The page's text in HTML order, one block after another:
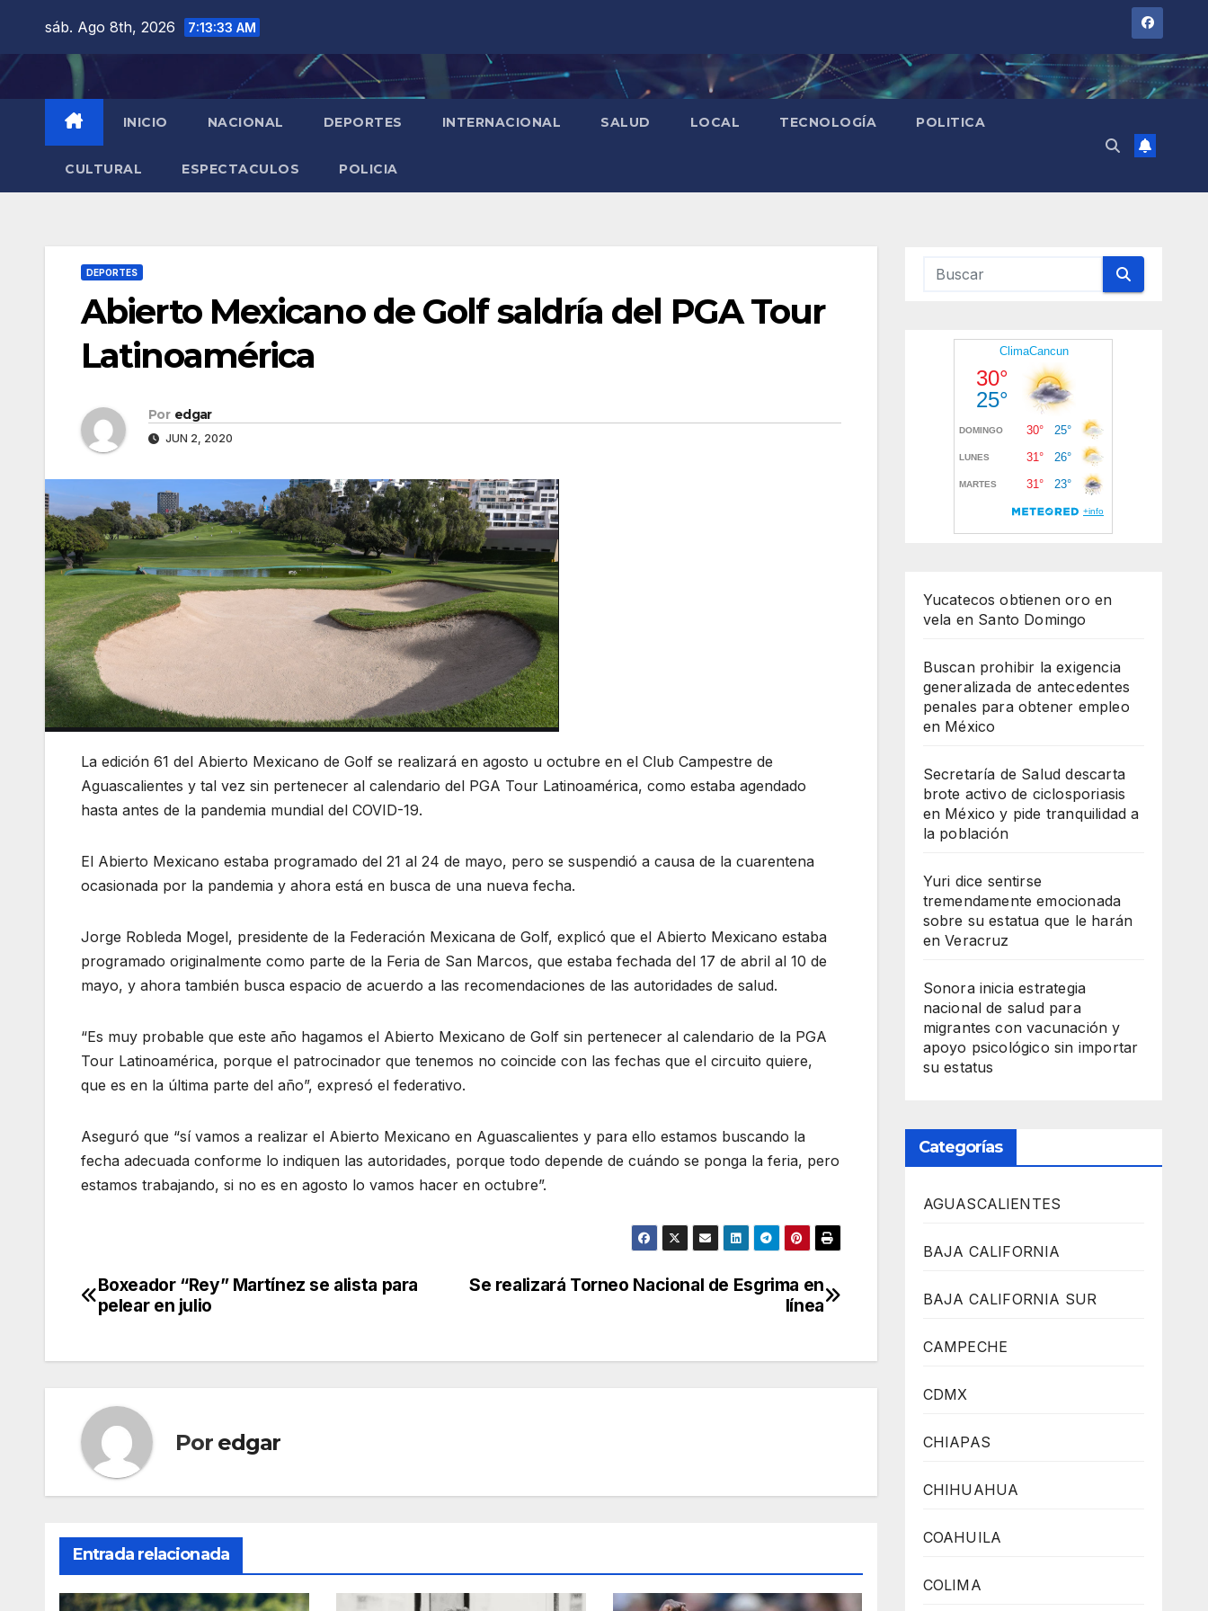
contenido
sáb. Ago 8th, 2026 7:13:34 AM
INICIO NACIONAL DEPORTES INTERNACIONAL SALUD LOCAL TECNOLOGÍA POLITICA
CULTURAL ESPECTACULOS POLICIA
DEPORTES
Abierto Mexicano de Golf saldría del PGA Tour
Latinoamérica
Por edgar
JUN 2, 2020
La edición 61 del Abierto Mexicano de Golf se realizará en agosto u octubre en el Club Campestre de
Aguascalientes y tal vez sin pertenecer al calendario del PGA Tour Latinoamérica, como estaba agendado
hasta antes de la pandemia mundial del COVID-19.
El Abierto Mexicano estaba programado del 21 al 24 de mayo, pero se suspendió a causa de la cuarentena
ocasionada por la pandemia y ahora está en busca de una nueva fecha.
Jorge Robleda Mogel, presidente de la Federación Mexicana de Golf, explicó que el Abierto Mexicano estaba
programado originalmente como parte de la Feria de San Marcos, que estaba fechada del 17 de abril al 10 de
mayo, y ahora también busca espacio de acuerdo a las recomendaciones de las autoridades de salud.
“Es muy probable que este año hagamos el Abierto Mexicano de Golf sin pertenecer al calendario de la PGA
Tour Latinoamérica, porque el patrocinador que tenemos no coincide con las fechas que el circuito quiere,
que es en la última parte del año”, expresó el federativo.
Aseguró que “sí vamos a realizar el Abierto Mexicano en Aguascalientes y para ello estamos buscando la
fecha adecuada conforme lo indiquen las autoridades, porque todo depende de cuándo se ponga la feria, pero
estamos trabajando, si no es en agosto lo vamos hacer en octubre”.
Navegación
entradas
Se realizará Torneo Nacional de Esgrima en
línea
Boxeador “Rey” Martínez se alista para
pelear en julio
Por edgar
Entrada relacionada
Yucatecos obtienen oro en
vela en Santo Domingo
Buscan prohibir la exigencia
generalizada de antecedentes
penales para obtener empleo
en México
Secretaría de Salud descarta
brote activo de ciclosporiasis
en México y pide tranquilidad a
la población
Yuri dice sentirse
tremendamente emocionada
sobre su estatua que le harán
en Veracruz
Sonora inicia estrategia
nacional de salud para
migrantes con vacunación y
apoyo psicológico sin importar
su estatus
Categorías
AGUASCALIENTES
BAJA CALIFORNIA
BAJA CALIFORNIA SUR
CAMPECHE
CDMX
CHIAPAS
CHIHUAHUA
COAHUILA
COLIMA